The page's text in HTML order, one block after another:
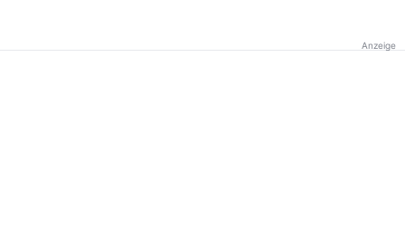
Anzeige